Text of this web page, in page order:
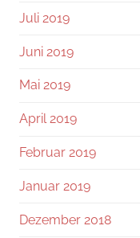
Juli 2019
Juni 2019
Mai 2019
April 2019
Februar 2019
Januar 2019
Dezember 2018